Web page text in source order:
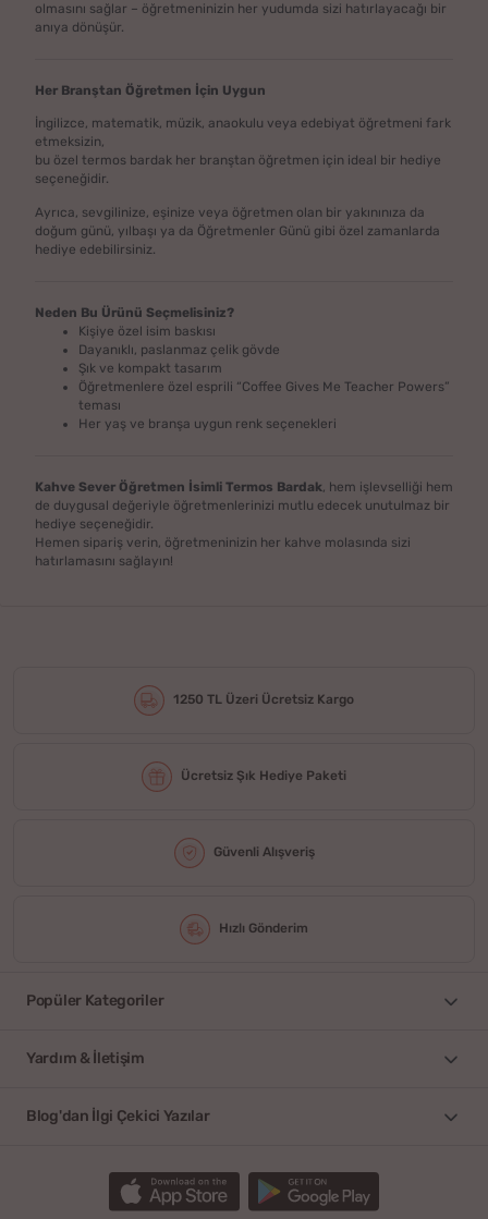
olmasını sağlar – öğretmeninizin her yudumda sizi hatırlayacağı bir
anıya dönüşür.
Her Branştan Öğretmen İçin Uygun
İngilizce, matematik, müzik, anaokulu veya edebiyat öğretmeni fark
etmeksizin,
bu özel termos bardak her branştan öğretmen için ideal bir hediye
seçeneğidir.
Ayrıca, sevgilinize, eşinize veya öğretmen olan bir yakınınıza da
doğum günü, yılbaşı ya da Öğretmenler Günü gibi özel zamanlarda
hediye edebilirsiniz.
Neden Bu Ürünü Seçmelisiniz?
Kişiye özel isim baskısı
Dayanıklı, paslanmaz çelik gövde
Şık ve kompakt tasarım
Öğretmenlere özel esprili “Coffee Gives Me Teacher Powers”
teması
Her yaş ve branşa uygun renk seçenekleri
Kahve Sever Öğretmen İsimli Termos Bardak , hem işlevselliği hem
de duygusal değeriyle öğretmenlerinizi mutlu edecek unutulmaz bir
hediye seçeneğidir.
Hemen sipariş verin, öğretmeninizin her kahve molasında sizi
hatırlamasını sağlayın!
1250 TL Üzeri Ücretsiz Kargo
Ücretsiz Şık Hediye Paketi
Güvenli Alışveriş
Hızlı Gönderim
Popüler Kategoriler
Yardım & İletişim
Blog'dan İlgi Çekici Yazılar